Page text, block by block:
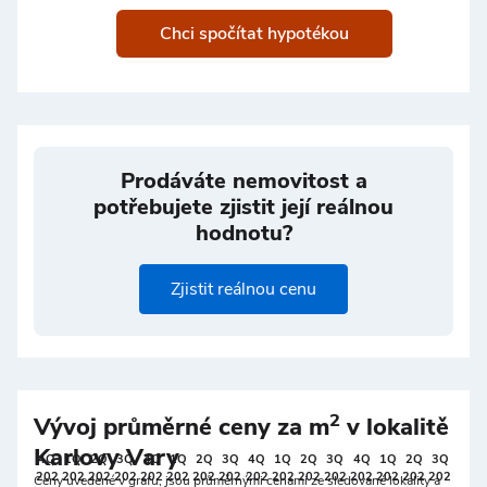
Chci spočítat hypotékou
Prodáváte nemovitost a
potřebujete zjistit její reálnou
hodnotu?
Zjistit reálnou cenu
Vývoj průměrné ceny za m2 v lokalitě
Karlovy Vary
Ceny uvedené v grafu, jsou průměrnými cenami ze sledované lokality a
4Q
202
1Q
202
2Q
202
3Q
202
4Q
202
1Q
202
2Q
202
3Q
202
4Q
202
1Q
202
2Q
202
3Q
202
4Q
202
1Q
202
2Q
202
3Q
202